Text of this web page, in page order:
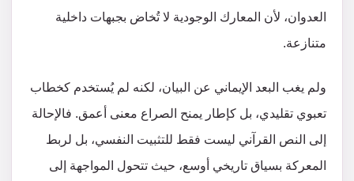
العدوان، لأن المعارك الوجودية لا تُخاض بجبهات داخلية
متنازعة.
ولم يغب البعد الإيماني عن البيان، لكنه لم يُستخدم كخطاب
تعبوي تقليدي، بل كإطار يمنح الصراع معنى أعمق. فالإحالة
إلى النص القرآني ليست فقط للتثبيت النفسي، بل لربط
المعركة بسياق تاريخي أوسع، حيث تتحول المواجهة إلى